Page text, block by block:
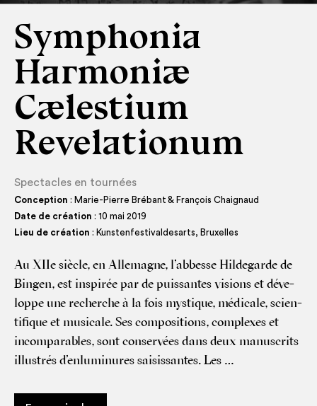
Symphonia
Harmoniæ
Cælestium
Revelationum
Spectacles en tournées
Conception : Marie-Pierre Brébant & François Chaignaud
Date de création : 10 mai 2019
Lieu de création : Kunstenfestivaldesarts, Bruxelles
Au XIIe siècle, en Alle­magne, l’abbesse Hil­de­garde de
Bin­gen, est ins­pi­rée par de puis­santes visions et déve­
loppe une recherche à la fois mys­tique, médi­cale, scien­
ti­fique et musi­cale. Ses com­po­si­tions, com­plexes et
incom­pa­rables, sont conser­vées dans deux manus­crits
illus­trés d’enluminures sai­sis­santes. Les …